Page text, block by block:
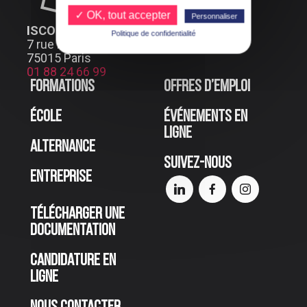
ISCOD PARIS
7 rue Henri Bocquillon
75015 Paris
01 88 24 66 99
Formations
École
Alternance
Entreprise
Offres d’emploi
Événements en
ligne
Suivez-nous
Télécharger une
documentation
Candidature en
ligne
✓ OK, tout accepter
Personnaliser
Politique de confidentialité